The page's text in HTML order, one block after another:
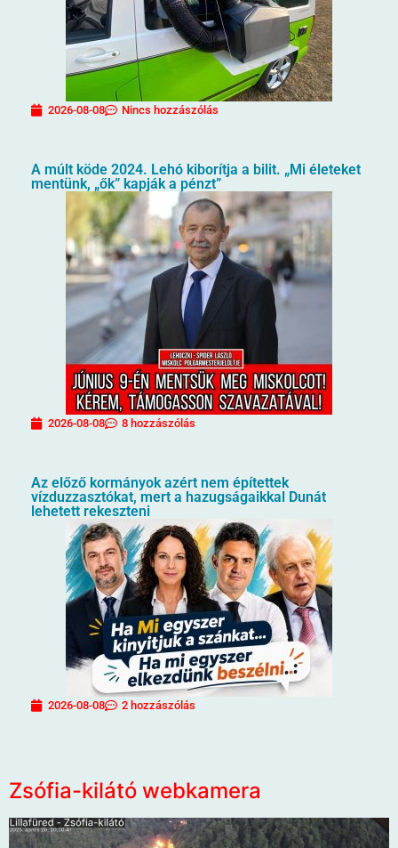
2026-08-08 Nincs hozzászólás
A múlt köde 2024. Lehó kiborítja a bilit. „Mi életeket
mentünk, „ők” kapják a pénzt”
2026-08-08 8 hozzászólás
Az előző kormányok azért nem építettek
vízduzzasztókat, mert a hazugságaikkal Dunát
lehetett rekeszteni
2026-08-08 2 hozzászólás
Zsófia-kilátó webkamera